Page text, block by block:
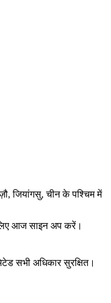
जियांगसु, चीन के पश्चिम में
आज साइन अप करें।
सभी अधिकार सुरक्षित।